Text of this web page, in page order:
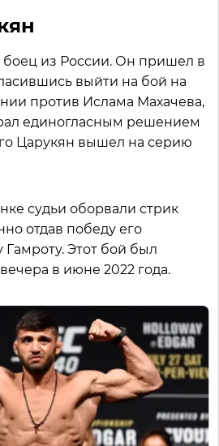
из России. Он пришел в
выйти на бой на
против Ислама Махачева,
единогласным решением
Царукян вышел на серию
судьи оборвали стрик
отдав победу его
Этот бой был
в июне 2022 года.